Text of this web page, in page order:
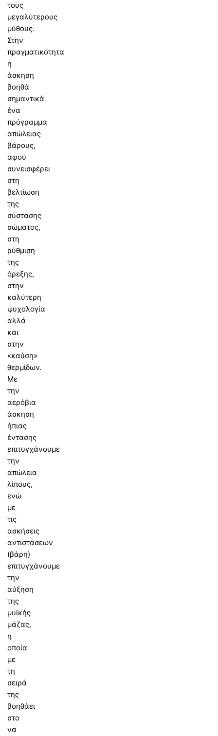
τους
μεγαλύτερους
μύθους.
Στην
πραγματικότητα
η
άσκηση
βοηθά
σημαντικά
ένα
πρόγραμμα
απώλειας
βάρους,
αφού
συνεισφέρει
στη
βελτίωση
της
σύστασης
σώματος,
στη
ρύθμιση
της
όρεξης,
στην
καλύτερη
ψυχολογία
αλλά
και
στην
«καύση»
θερμίδων.
Με
την
αερόβια
άσκηση
ήπιας
έντασης
επιτυγχάνουμε
την
απώλεια
λίπους,
ενώ
με
τις
ασκήσεις
αντιστάσεων
(βάρη)
επιτυγχάνουμε
την
αύξηση
της
μυϊκής
μάζας,
η
οποία
με
τη
σειρά
της
βοηθάει
στο
να